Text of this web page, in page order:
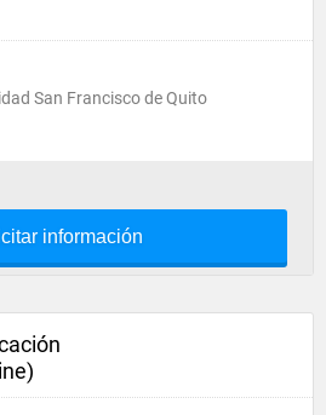
San Francisco de Quito
información